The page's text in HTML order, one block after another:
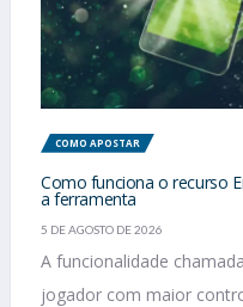
COMO APOSTAR
Como funciona o recurso
a ferramenta
5 DE AGOSTO DE 2026
A funcionalidade
jogador com maior